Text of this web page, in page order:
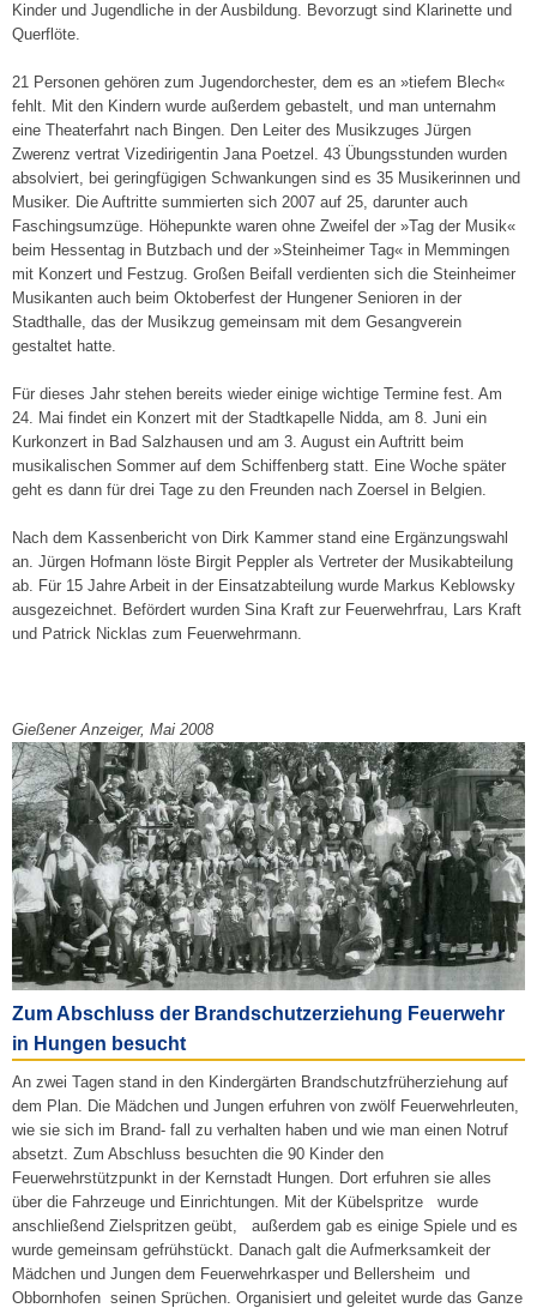
Kinder und Jugendliche in der Ausbil­dung. Bevorzugt sind Klarinette und
Querflöte.
21 Personen gehören zum Jugendorchester, dem es an »tiefem Blech«
fehlt. Mit den Kindern wur­de außerdem gebastelt, und man unternahm
eine Theaterfahrt nach Bingen. Den Leiter des Mu­sikzuges Jürgen
Zwerenz vertrat Vizedirigentin Jana Poetzel. 43 Übungsstunden wurden
absol­viert, bei geringfügigen Schwankungen sind es 35 Musikerinnen und
Musiker. Die Auftritte summierten sich 2007 auf 25, darunter auch
Fa­schingsumzüge. Höhepunkte waren ohne Zwei­fel der »Tag der Musik«
beim Hessentag in Butzbach und der »Steinheimer Tag« in Memmingen
mit Konzert und Festzug. Großen Beifall ver­dienten sich die Steinheimer
Musikanten auch beim Oktoberfest der Hungener Senioren in der
Stadthalle, das der Musikzug gemeinsam mit dem Gesangverein
gestaltet hatte.
Für dieses Jahr stehen bereits wieder einige wichtige Termine fest. Am
24. Mai findet ein Konzert mit der Stadtkapelle Nidda, am 8. Juni ein
Kurkonzert in Bad Salzhausen und am 3. Au­gust ein Auftritt beim
musikalischen Sommer auf dem Schiffenberg statt. Eine Woche später
geht es dann für drei Tage zu den Freunden nach Zoersel in Belgien.
Nach dem Kassenbericht von Dirk Kammer stand eine Ergänzungswahl
an. Jürgen Hofmann löste Birgit Peppler als Vertreter der Musikabtei­lung
ab. Für 15 Jahre Arbeit in der Einsatzabtei­lung wurde Markus Keblowsky
ausgezeichnet. Befördert wurden Sina Kraft zur Feuerwehr­frau, Lars Kraft
und Patrick Nicklas zum Feuer­wehrmann.
Gießener Anzeiger, Mai 2008
Zum Abschluss der Brandschutzerziehung Feuerwehr
in Hungen besucht
An zwei Tagen stand in den Kindergärten Brandschutzfrüherziehung auf
dem Plan. Die Mädchen und Jungen erfuhren von zwölf Feuerwehrleuten,
wie sie sich im Brand- fall zu verhalten haben und wie man einen Notruf
absetzt. Zum Abschluss besuchten die 90 Kinder den
Feuerwehrstützpunkt in der Kernstadt Hungen. Dort erfuhren sie alles
über die Fahrzeuge und Einrichtungen. Mit der Kübelspritze wurde
anschließend Zielspritzen geübt, außerdem gab es einige Spiele und es
wurde gemeinsam gefrühstückt. Danach galt die Aufmerksamkeit der
Mädchen und Jungen dem Feuerwehrkasper und Bellersheim und
Obbornhofen seinen Sprüchen. Organisiert und geleitet wurde das Ganze